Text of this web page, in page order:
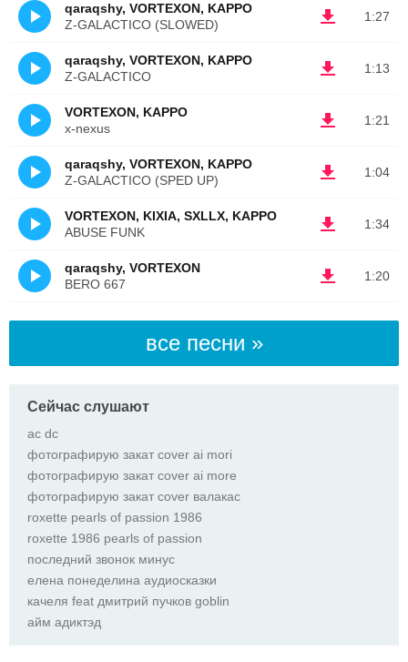
1:27
qaraqshy, VORTEXON, KAPPO
Z-GALACTICO (SLOWED)
1:13
qaraqshy, VORTEXON, KAPPO
Z-GALACTICO
1:21
VORTEXON, KAPPO
x-nexus
1:04
qaraqshy, VORTEXON, KAPPO
Z-GALACTICO (SPED UP)
1:34
VORTEXON, KIXIA, SXLLX, KAPPO
ABUSE FUNK
1:20
qaraqshy, VORTEXON
BERO 667
все песни »
Сейчас слушают
ас dc
фотографирую закат cover ai mori
фотографирую закат cover ai more
фотографирую закат cover валакас
roxette pearls оf passion 1986
roxette 1986 pearls оf passion
последний звонок минус
елена понеделина аудиосказки
качеля feat дмитрий пучков goblin
айм адиктэд